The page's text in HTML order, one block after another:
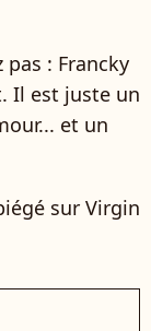
: Francky
Il est juste un
et un
sur Virgin